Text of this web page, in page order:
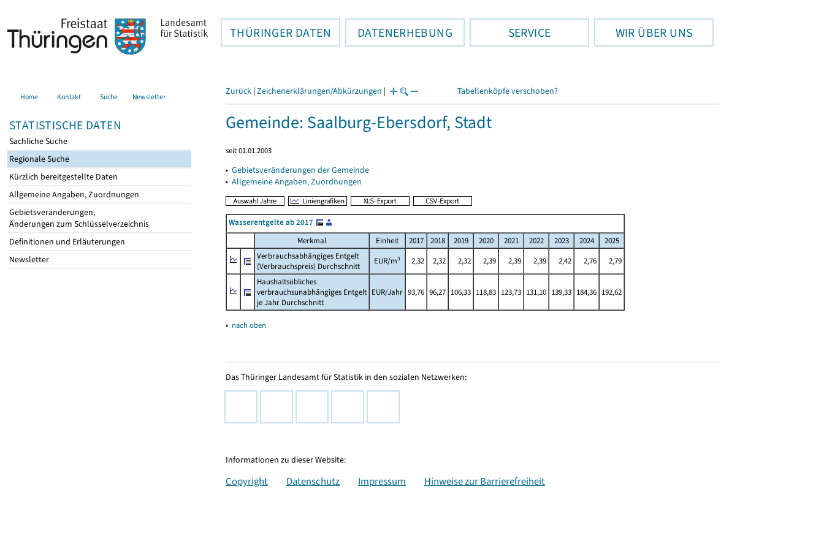
THÜRINGER DATEN DATENERHEBUNG SERVICE WIR ÜBER UNS
Home Kontakt Suche Newsletter
STATISTISCHE DATEN
Sachliche Suche
Regionale Suche
Kürzlich bereitgestellte Daten
Allgemeine Angaben, Zuordnungen
Gebietsveränderungen,
Änderungen zum Schlüsselverzeichnis
Definitionen und Erläuterungen
Newsletter
Zurück | Zeichenerklärungen/Abkürzungen | Tabellenköpfe verschoben?
Gemeinde: Saalburg-Ebersdorf, Stadt
seit 01.01.2003
▸ Gebietsveränderungen der Gemeinde
▸ Allgemeine Angaben, Zuordnungen
Wasserentgelte ab 2017
Merkmal
Einheit 2017 2018 2019 2020 2021 2022 2023 2024
2025
Verbrauchsabhängiges Entgelt
(Verbrauchspreis) Durchschnitt
EUR/m³ 2,32 2,32 2,32 2,39 2,39 2,39 2,42 2,76
2,79
Haushaltsübliches
verbrauchsunabhängiges Entgelt
je Jahr Durchschnitt
EUR/Jahr 93,76 96,27 106,33 118,83 123,73 131,10 139,33 184,36 192,62
▴ nach oben
Das Thüringer Landesamt für Statistik in den sozialen Netzwerken:
Informationen zu dieser Website:
Copyright Datenschutz Impressum Hinweise zur Barrierefreiheit